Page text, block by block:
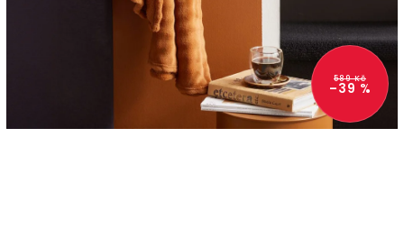
589 Kč
–39 %